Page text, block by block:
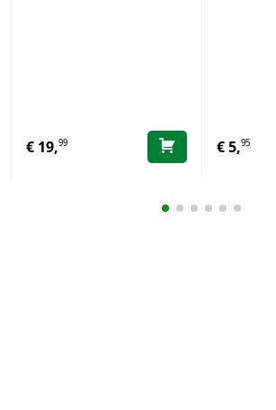
€ 19,99 €5,95